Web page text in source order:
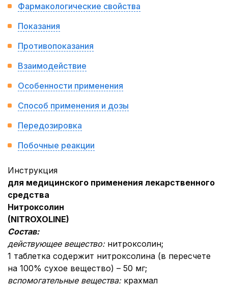
Фармакологические свойства
Показания
Противопоказания
Взаимодействие
Особенности применения
Способ применения и дозы
Передозировка
Побочные реакции
Инструкция
для медицинского применения лекарственного
средства
Нитроксолин
(NITROXOLINE)
Состав:
действующее вещество: нитроксолин;
1 таблетка содержит нитроксолина (в пересчете
на 100% сухое вещество) – 50 мг;
вспомогательные вещества: крахмал